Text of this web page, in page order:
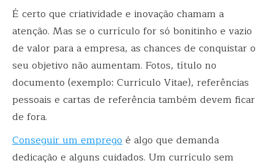
É certo que criatividade e inovação chamam a
atenção. Mas se o currículo for só bonitinho e vazio
de valor para a empresa, as chances de conquistar o
seu objetivo não aumentam. Fotos, título no
documento (exemplo: Currículo Vitae), referências
pessoais e cartas de referência também devem ficar
de fora.
Conseguir um empregoé algo que demanda
dedicação e alguns cuidados. Um currículo sem